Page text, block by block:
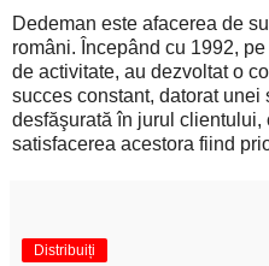
Dedeman este afacerea de
români. Începând cu 1992,
de activitate, au dezvoltat o
succes constant, datorat unei
desfăşurată în jurul clientului,
satisfacerea acestora fiind
Distribuiți